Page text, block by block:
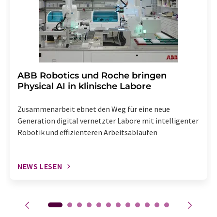
enthalten.
​​​​​​​ABB Robotics und Roche bringen
Physical AI in klinische Labore
Zusammenarbeit ebnet den Weg für eine neue
Generation digital vernetzter Labore mit intelligenter
Robotik und effizienteren Arbeitsabläufen
NEWS LESEN